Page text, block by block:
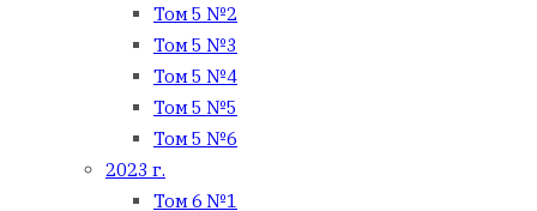
Том 5 №2
Том 5 №3
Том 5 №4
Том 5 №5
Том 5 №6
2023 г.
Том 6 №1